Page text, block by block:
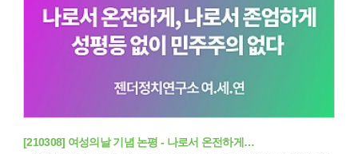
[210308] 여성의날 기념 논평 - 나로서 온전하게…